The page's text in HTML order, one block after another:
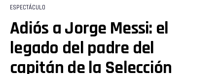
ESPECTÁCULO
Adiós a Jorge Messi: el
legado del padre del
capitán de la Selección